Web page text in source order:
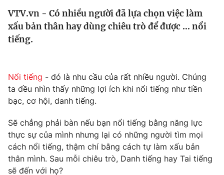
Y tế
Tin tức
Thế giới đó đây
Kinh tế
Tài chính
Thị trường
Góc doanh nghiệp
Dữ liệu và đời sống
Truyền hình
Phim VTV
Giải trí
Giáo dục
VTV.vn - Có nhiều người đã lựa chọn việc làm
xấu bản thân hay dùng chiêu trò để được … nổi
tiếng.
Nổi tiếng - đó là nhu cầu của rất nhiều người. Chúng
ta đều nhìn thấy những lợi ích khi nổi tiếng như tiền
bạc, cơ hội, danh tiếng.
Sẽ chẳng phải bàn nếu bạn nổi tiếng bằng năng lực
thực sự của mình nhưng lại có những người tìm mọi
cách nổi tiếng, thậm chí bằng cách tự làm xấu bản
thân mình. Sau mỗi chiêu trò, Danh tiếng hay Tai tiếng
sẽ đến với họ?